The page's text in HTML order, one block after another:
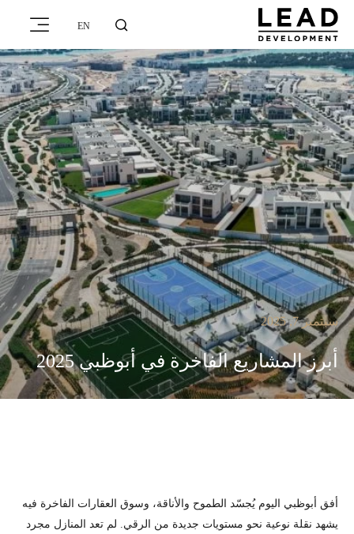
EN
سبتمبر 7, 2025
أبرز المشاريع الفاخرة في أبوظبي 2025
أفق أبوظبي اليوم يُجسّد الطموح والأناقة، وسوق العقارات الفاخرة فيه
يشهد نقلة نوعية نحو مستويات جديدة من الرقي. لم تعد المنازل مجرد